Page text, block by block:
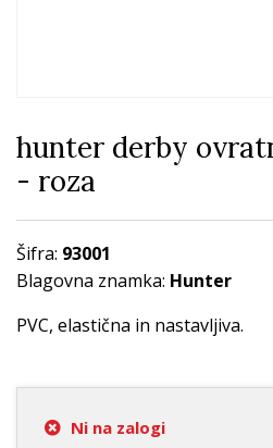
hunter derby
- roza
Šifra: 93001
Blagovna znamka: Hunter
PVC, elastična in nastavljiva.
Ni na zalogi